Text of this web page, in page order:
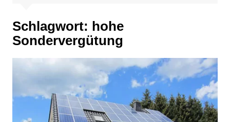
Schlagwort: hohe
Sondervergütung